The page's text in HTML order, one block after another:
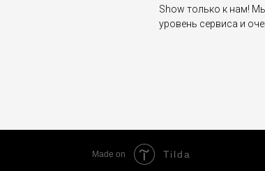
Show только к нам!
уровень сервиса и
Made on Tilda